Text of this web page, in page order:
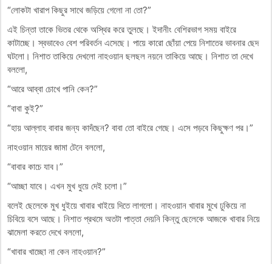
“লোকটা খারাপ কিছুর সাথে জড়িয়ে গেলো না তো?”
এই চিন্তা তাকে ভিতর থেকে অস্থির করে তুলছে। ইদানীং বেশিরভাগ সময় বাইরে
কাটাচ্ছে। স্বভাবেও বেশ পরিবর্তন এসেছে। পায়ে কারো ছোঁয়া পেয়ে নিশাতের ভাবনার ছেদ
ঘটলো। নিশাত তাকিয়ে দেখলো নাহওয়ান ছলছল নয়নে তাকিয়ে আছে। নিশাত তা দেখে
বললো,
“আরে আব্বা চোখে পানি কেন?”
“বাবা কুই?”
“হায় আল্লাহ বাবার জন্য কাদঁছেন? বাবা তো বাইরে গেছে। এসে পড়বে কিছুক্ষণ পর।”
নাহওয়ান মায়ের জামা টেনে বললো,
“বাবার কাচে যাব।”
“আচ্ছা যাবে। এখন মুখ ধুয়ে দেই চলো।”
বলেই ছেলেকে মুখ ধুইয়ে খাবার খাইয়ে দিতে লাগলো। নাহওয়ান খাবার মুখে ঢুকিয়ে না
চিবিয়ে বসে আছে। নিশাত প্রথমে অতটা পাত্তা দেয়নি কিন্তু ছেলেকে আজকে খাবার নিয়ে
ঝামেলা করতে দেখে বললো,
“খাবার খাচ্ছো না কেন নাহওয়ান?”